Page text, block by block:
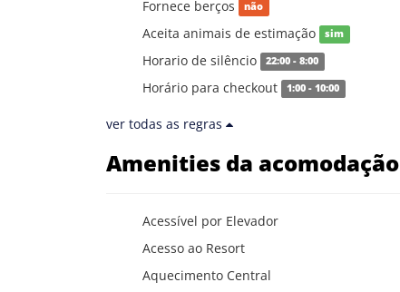
Fornece berços não
Aceita animais de estimação sim
Horario de silêncio 22:00 - 8:00
Horário para checkout 1:00 - 10:00
ver todas as regras
Amenities da acomodação
Acessível por Elevador
Acesso ao Resort
Aquecimento Central